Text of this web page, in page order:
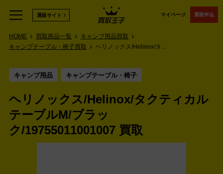
マイページ 買取申込
通販サイト
HOME 買取商品一覧
キャンプ用品買取
キャンプテーブル・椅子買取
ヘリノックス/Helinox/タ...
キャンプ用品 キャンプテーブル・椅子
ヘリノックス/Helinox/タクティカル
テーブルM/ブラッ
ク/19755011001007 買取